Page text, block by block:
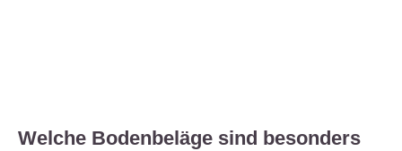
Welche Bodenbeläge sind besonders